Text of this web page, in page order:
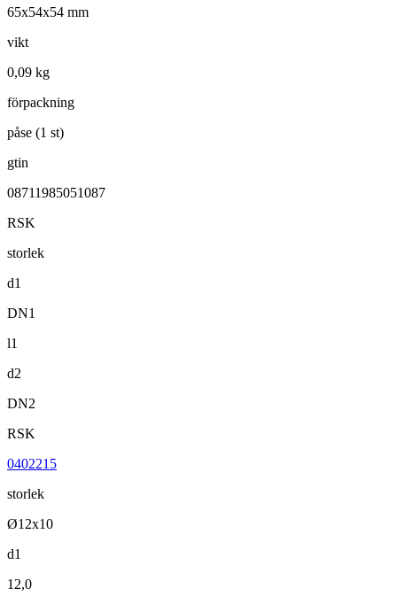
65x54x54 mm
vikt
0,09 kg
förpackning
påse (1 st)
gtin
08711985051087
RSK
storlek
d1
DN1
l1
d2
DN2
RSK
0402215
storlek
Ø12x10
d1
12,0